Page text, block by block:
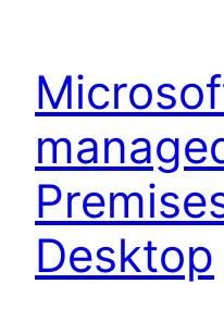
Desktop